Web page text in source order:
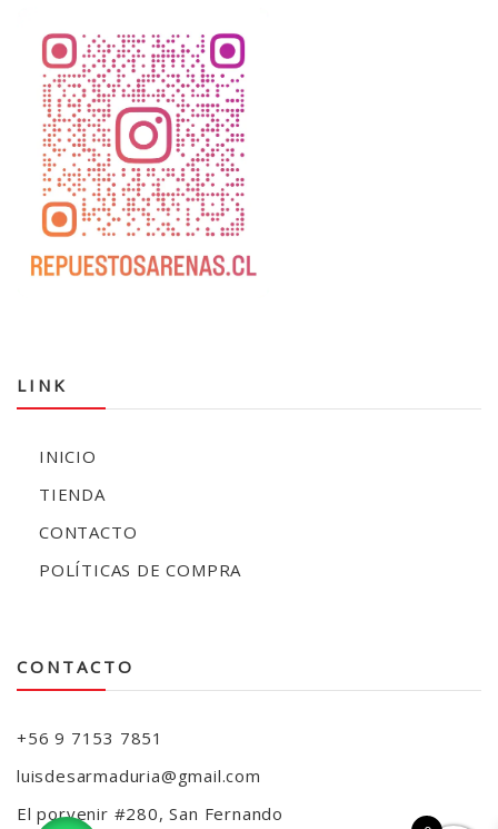
LINK
INICIO
TIENDA
CONTACTO
POLÍTICAS DE COMPRA
CONTACTO
+56 9 7153 7851
luisdesarmaduria@gmail.com
El porvenir #280, San Fernando